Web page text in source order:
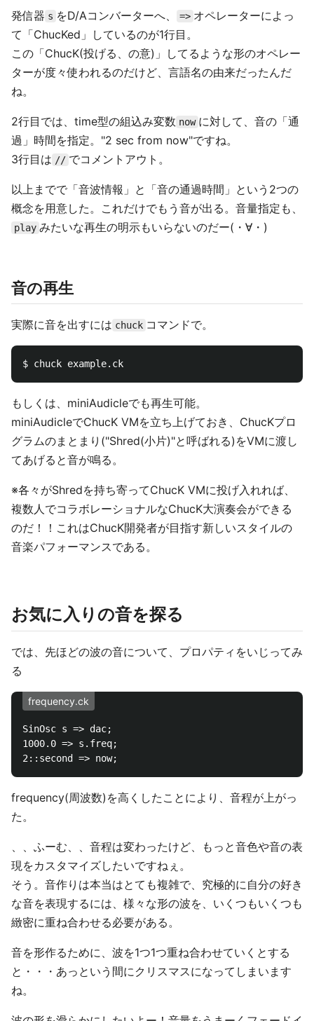
発信器 s をD/Aコンバーターへ、 => オペレーターによっ
て「ChucKed」しているのが1行目。
この「ChucK(投げる、の意)」してるような形のオペレー
ターが度々使われるのだけど、言語名の由来だったんだ
ね。
2行目では、time型の組込み変数 now に対して、音の「通
過」時間を指定。"2 sec from now"ですね。
3行目は // でコメントアウト。
以上までで「音波情報」と「音の通過時間」という2つの
概念を用意した。これだけでもう音が出る。音量指定も、
play みたいな再生の明示もいらないのだー(・∀・)
音の再生
実際に音を出すには chuck コマンドで。
もしくは、miniAudicleでも再生可能。
miniAudicleでChucK VMを立ち上げておき、ChucKプロ
グラムのまとまり("Shred(小片)"と呼ばれる)をVMに渡し
てあげると音が鳴る。
※各々がShredを持ち寄ってChucK VMに投げ入れれば、
複数人でコラボレーショナルなChucK大演奏会ができる
のだ！！これはChucK開発者が目指す新しいスタイルの
音楽パフォーマンスである。
お気に入りの音を探る
では、先ほどの波の音について、プロパティをいじってみ
る
frequency.ck
SinOsc s => dac;
1000.0 => s.freq;
frequency(周波数)を高くしたことにより、音程が上がっ
た。
、、ふーむ、、音程は変わったけど、もっと音色や音の表
現をカスタマイズしたいですねぇ。
そう。音作りは本当はとても複雑で、究極的に自分の好き
な音を表現するには、様々な形の波を、いくつもいくつも
緻密に重ね合わせる必要がある。
音を形作るために、波を1つ1つ重ね合わせていくとする
と・・・あっという間にクリスマスになってしまいます
ね。